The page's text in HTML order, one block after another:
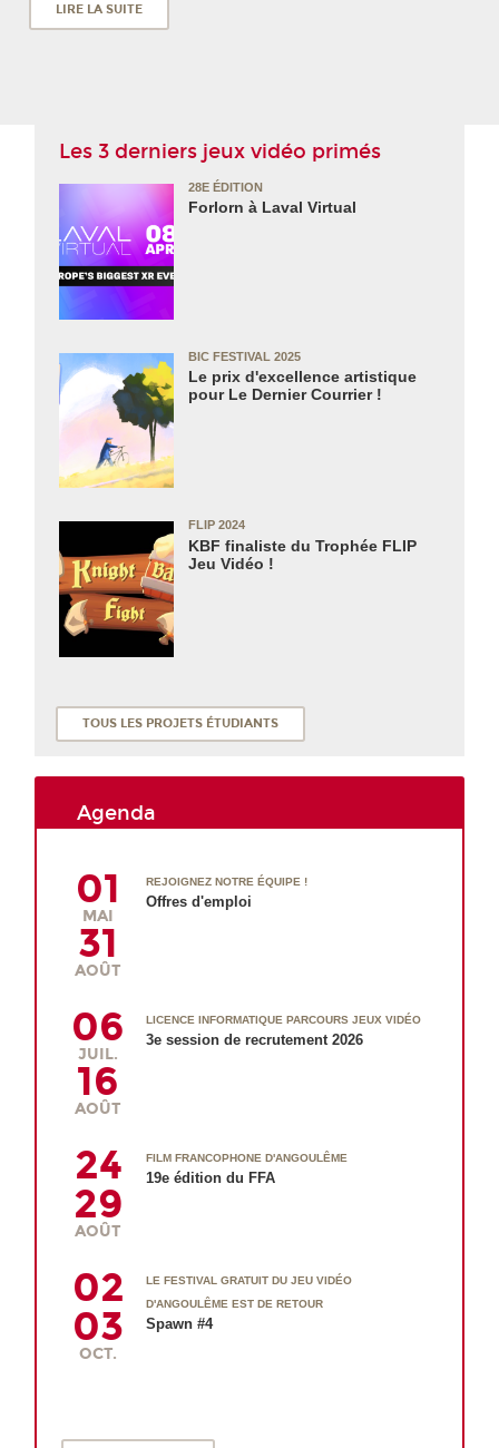
LIRE LA SUITE
Les 3 derniers jeux vidéo primés
28E ÉDITION
Forlorn à Laval Virtual
BIC FESTIVAL 2025
Le prix d'excellence artistique
pour Le Dernier Courrier !
FLIP 2024
KBF finaliste du Trophée FLIP
Jeu Vidéo !
TOUS LES PROJETS ÉTUDIANTS
Agenda
01
MAI
31
AOÛT
REJOIGNEZ NOTRE ÉQUIPE !
Offres d'emploi
06
JUIL.
16
AOÛT
LICENCE INFORMATIQUE PARCOURS JEUX VIDÉO
3e session de recrutement 2026
24
29
AOÛT
FILM FRANCOPHONE D'ANGOULÊME
19e édition du FFA
02
03
OCT.
LE FESTIVAL GRATUIT DU JEU VIDÉO
D'ANGOULÊME EST DE RETOUR
Spawn #4